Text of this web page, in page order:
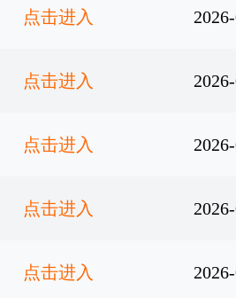
点击进入
点击进入
点击进入
点击进入
点击进入